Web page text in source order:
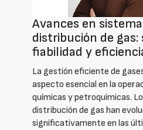
Avances en
distribución de gas:
fiabilidad y
La gestión eficiente de
aspecto esencial en la
químicas y petroquímicas.
distribución de gas han
significativamente en las